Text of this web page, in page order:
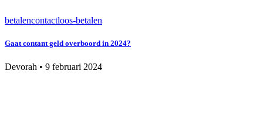
betalencontactloos-betalen
Gaat contant geld overboord in 2024?
Devorah • 9 februari 2024